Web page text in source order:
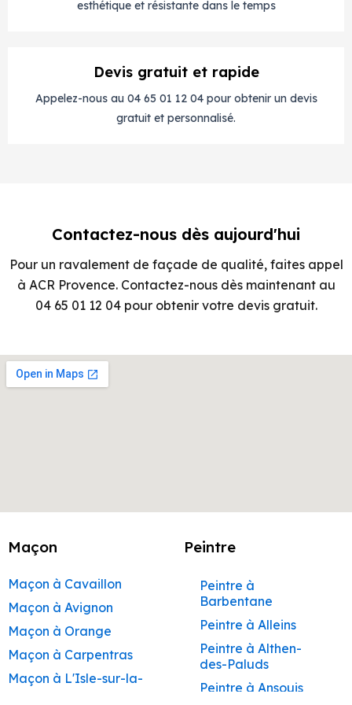
esthétique et résistante dans le temps
Devis gratuit et rapide
Appelez-nous au 04 65 01 12 04 pour obtenir un devis
gratuit et personnalisé.
Contactez-nous dès aujourd'hui
Pour un ravalement de façade de qualité, faites appel
à ACR Provence. Contactez-nous dès maintenant au
04 65 01 12 04 pour obtenir votre devis gratuit.
Maçon
Maçon à Cavaillon
Maçon à Avignon
Maçon à Orange
Maçon à Carpentras
Maçon à L'Isle-sur-la-
Peintre
Peintre à
Barbentane
Peintre à Alleins
Peintre à Althen-
des-Paluds
Peintre à Ansouis